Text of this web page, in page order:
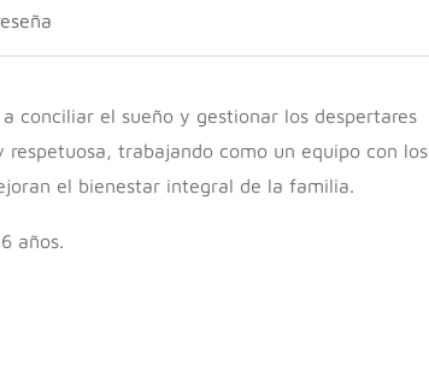
conciliar el sueño y gestionar los despertares
trabajando como un equipo con los
el bienestar integral de la familia.
años.